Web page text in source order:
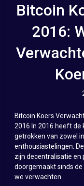
Bitcoin
2016:
Bitcoin Koers
2016 In 2016 heeft de
getrokken van zowel
enthousiastelingen.
zijn decentralisatie en
doorgemaakt sinds
we verwachten...